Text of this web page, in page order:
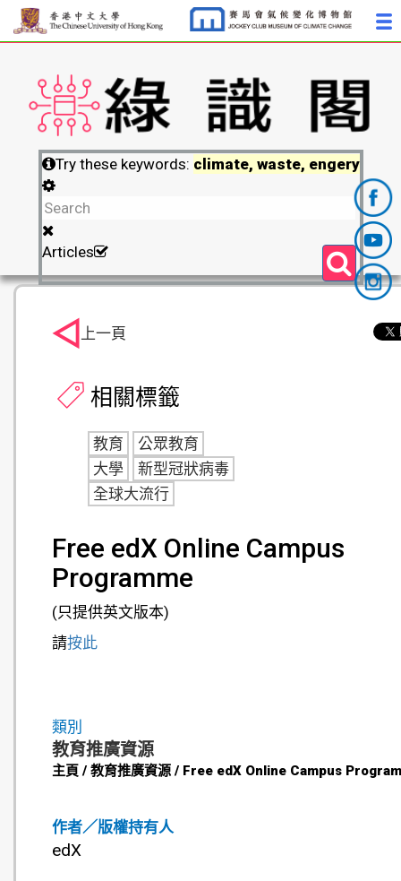
Try these keywords: climate, waste, engery
Articles
作者／版權持有人
edX
Free edX Online Campus
Programme
(只提供英文版本)
請按此
類別
教育推廣資源
主頁 / 教育推廣資源 / Free edX Online Campus
相關標籤
教育
公眾教育
大學
新型冠狀病毒
全球大流行
上一頁